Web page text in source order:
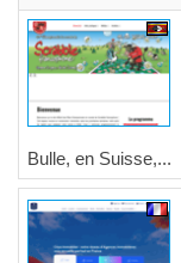
Bulle, en Suisse,...